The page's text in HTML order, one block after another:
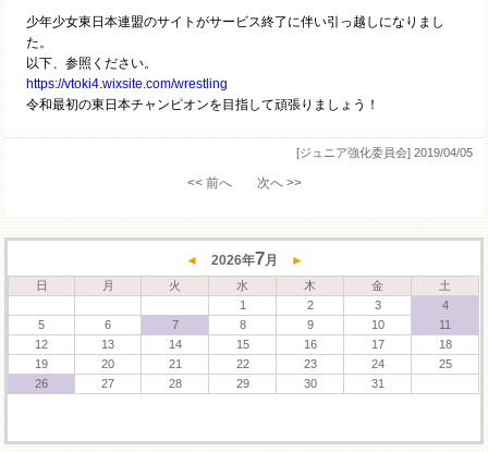
少年少女東日本連盟のサイトがサービス終了に伴い引っ越しになりまし
た。
以下、参照ください。
https://vtoki4.wixsite.com/wrestling
令和最初の東日本チャンピオンを目指して頑張りましょう！
[ジュニア強化委員会] 2019/04/05
<< 前へ 次へ >>
◄ 2026年7月 ►
日 月 火 水 木 金
土
1
2 3
4
5
6 7 8 9 10
11
12
13 14 15 16 17
18
19
20 21 22 23 24
25
26
27 28 29 30 31